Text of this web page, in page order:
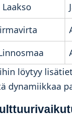
löytyy
dynamiikkaa